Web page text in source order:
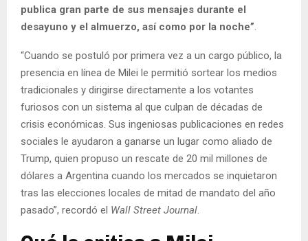
publica gran parte de sus mensajes durante el
desayuno y el almuerzo, así como por la noche”.
“Cuando se postuló por primera vez a un cargo público, la
presencia en línea de Milei le permitió sortear los medios
tradicionales y dirigirse directamente a los votantes
furiosos con un sistema al que culpan de décadas de
crisis económicas. Sus ingeniosas publicaciones en redes
sociales le ayudaron a ganarse un lugar como aliado de
Trump, quien propuso un rescate de 20 mil millones de
dólares a Argentina cuando los mercados se inquietaron
tras las elecciones locales de mitad de mandato del año
pasado”, recordó el Wall Street Journal.